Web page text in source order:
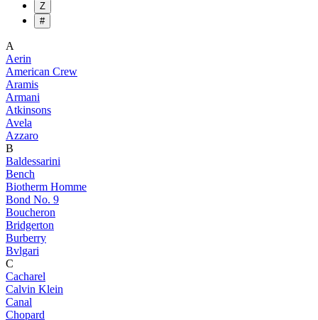
Z
#
A
Aerin
American Crew
Aramis
Armani
Atkinsons
Avela
Azzaro
B
Baldessarini
Bench
Biotherm Homme
Bond No. 9
Boucheron
Bridgerton
Burberry
Bvlgari
C
Cacharel
Calvin Klein
Canal
Chopard